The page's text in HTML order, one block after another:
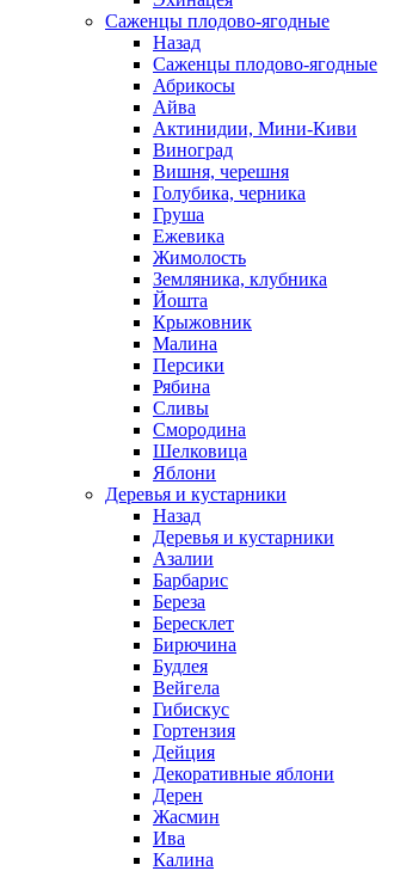
Саженцы плодово-ягодные
Назад
Саженцы плодово-ягодные
Абрикосы
Айва
Актинидии, Мини-Киви
Виноград
Вишня, черешня
Голубика, черника
Груша
Ежевика
Жимолость
Земляника, клубника
Йошта
Крыжовник
Малина
Персики
Рябина
Сливы
Смородина
Шелковица
Яблони
Деревья и кустарники
Назад
Деревья и кустарники
Азалии
Барбарис
Береза
Бересклет
Бирючина
Будлея
Вейгела
Гибискус
Гортензия
Дейция
Декоративные яблони
Дерен
Жасмин
Ива
Калина